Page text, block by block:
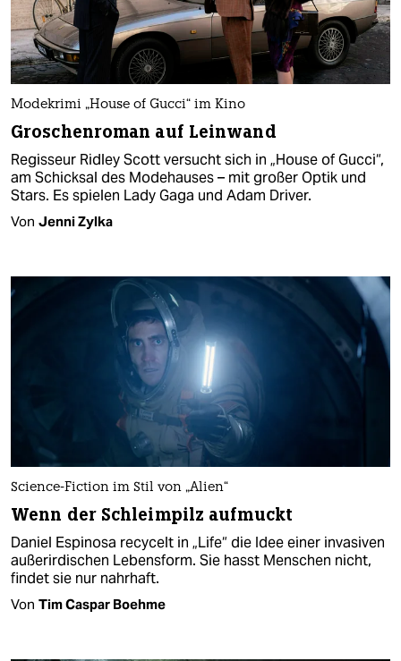
Modekrimi „House of Gucci“ im Kino
Groschenroman auf Leinwand
Regisseur Ridley Scott versucht sich in „House of Gucci“,
am Schicksal des Modehauses – mit großer Optik und
Stars. Es spielen Lady Gaga und Adam Driver.
Von Jenni Zylka
Science-Fiction im Stil von „Alien“
Wenn der Schleimpilz aufmuckt
Daniel Espinosa recycelt in „Life“ die Idee einer invasiven
außerirdischen Lebensform. Sie hasst Menschen nicht,
findet sie nur nahrhaft.
Von Tim Caspar Boehme